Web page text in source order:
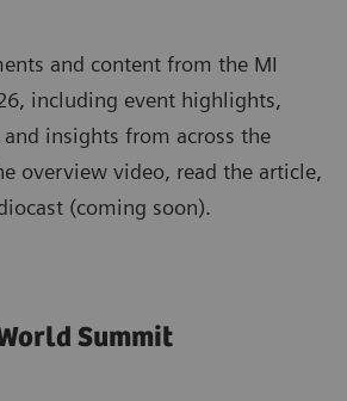
and content from the MI
including event highlights,
insights from across the
overview video, read the article,
(coming soon).
Summit